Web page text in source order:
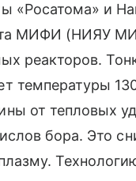
«Росатома» и
МИФИ (НИЯУ
реакторов.
температуры
от тепловых
бора. Это